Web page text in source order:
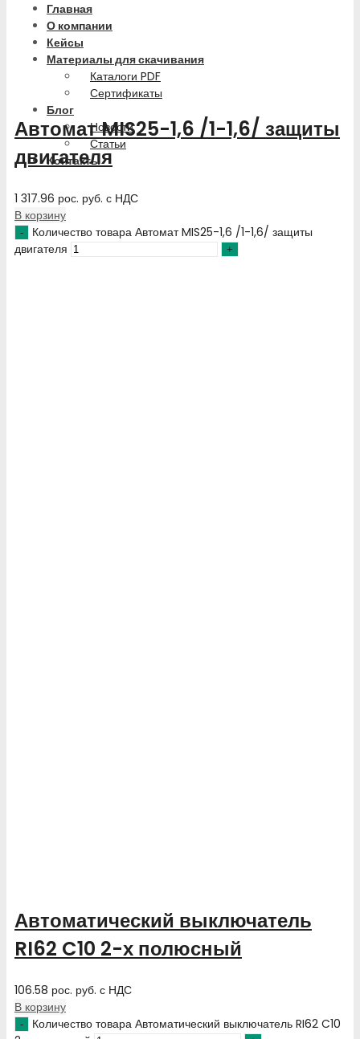
Главная
О компании
Кейсы
Материалы для скачивания
Каталоги PDF
Сертификаты
Блог
Новости
Статьи
Контакты
Автомат MIS25-1,6 /1-1,6/ защиты
двигателя
1 317.96 рос. руб. с НДС
В корзину
Количество товара Автомат MIS25-1,6 /1-1,6/ защиты
двигателя
Автоматический выключатель
RI62 C10 2-х полюсный
106.58 рос. руб. с НДС
В корзину
Количество товара Автоматический выключатель RI62 C10